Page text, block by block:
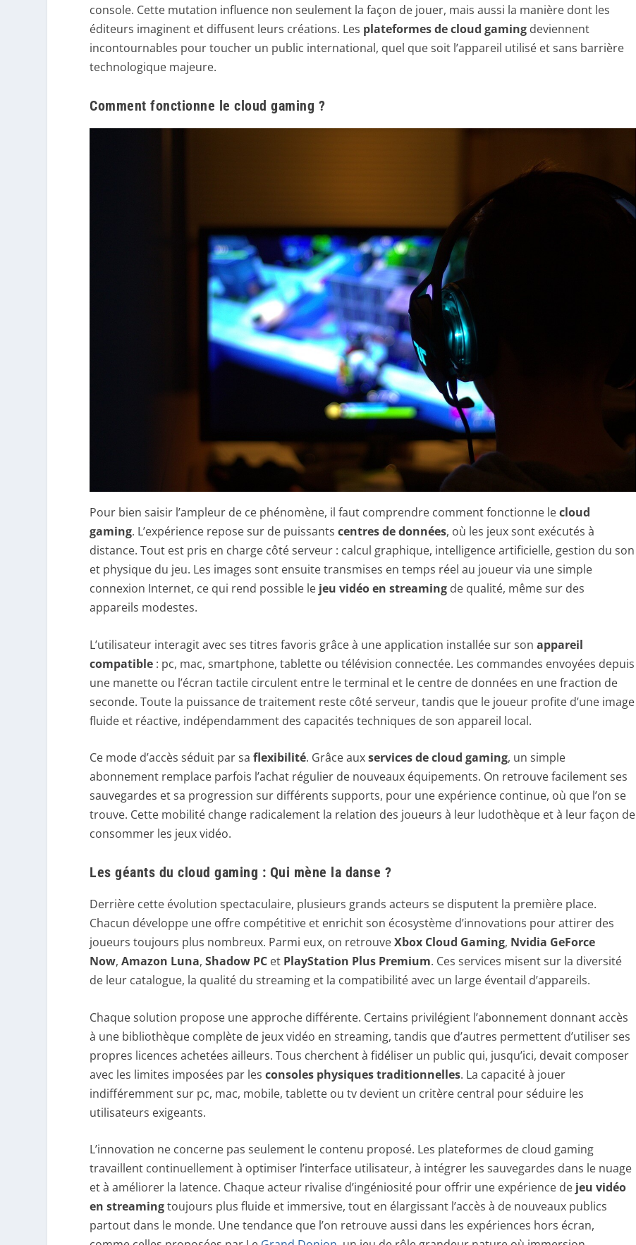
console. Cette mutation influence non seulement la façon de jouer, mais aussi la manière dont les
éditeurs imaginent et diffusent leurs créations. Les plateformes de cloud gaming deviennent
incontournables pour toucher un public international, quel que soit l’appareil utilisé et sans barrière
technologique majeure.
Comment fonctionne le cloud gaming ?
Pour bien saisir l’ampleur de ce phénomène, il faut comprendre comment fonctionne lecloud
gaming. L’expérience repose sur de puissantscentres de données, où les jeux sont exécutés à
distance. Tout est pris en charge côté serveur : calcul graphique, intelligence artificielle, gestion du son
et physique du jeu. Les images sont ensuite transmises en temps réel au joueur via une simple
connexion Internet, ce qui rend possible le jeu vidéo en streaming de qualité, même sur des
appareils modestes.
L’utilisateur interagit avec ses titres favoris grâce à une application installée sur sonappareil
compatible : pc, mac, smartphone, tablette ou télévision connectée. Les commandes envoyées depuis
une manette ou l’écran tactile circulent entre le terminal et le centre de données en une fraction de
seconde. Toute la puissance de traitement reste côté serveur, tandis que le joueur profite d’une image
fluide et réactive, indépendamment des capacités techniques de son appareil local.
Ce mode d’accès séduit par saflexibilité. Grâce auxservices de cloud gaming, un simple
abonnement remplace parfois l’achat régulier de nouveaux équipements. On retrouve facilement ses
sauvegardes et sa progression sur différents supports, pour une expérience continue, où que l’on se
trouve. Cette mobilité change radicalement la relation des joueurs à leur ludothèque et à leur façon de
consommer les jeux vidéo.
Les géants du cloud gaming : Qui mène la danse ?
Derrière cette évolution spectaculaire, plusieurs grands acteurs se disputent la première place.
Chacun développe une offre compétitive et enrichit son écosystème d’innovations pour attirer des
joueurs toujours plus nombreux. Parmi eux, on retrouveXbox Cloud Gaming, Nvidia GeForce
Now,Amazon Luna,Shadow PC et PlayStation Plus Premium. Ces services misent sur la diversité
de leur catalogue, la qualité du streaming et la compatibilité avec un large éventail d’appareils.
Chaque solution propose une approche différente. Certains privilégient l’abonnement donnant accès
à une bibliothèque complète de jeux vidéo en streaming, tandis que d’autres permettent d’utiliser ses
propres licences achetées ailleurs. Tous cherchent à fidéliser un public qui, jusqu’ici, devait composer
avec les limites imposées par lesconsoles physiques traditionnelles. La capacité à jouer
indifféremment sur pc, mac, mobile, tablette ou tv devient un critère central pour séduire les
utilisateurs exigeants.
L’innovation ne concerne pas seulement le contenu proposé. Les plateformes de cloud gaming
travaillent continuellement à optimiser l’interface utilisateur, à intégrer les sauvegardes dans le nuage
et à améliorer la latence. Chaque acteur rivalise d’ingéniosité pour offrir une expérience de jeu vidéo
en streamingtoujours plus fluide et immersive, tout en élargissant l’accès à de nouveaux publics
partout dans le monde. Une tendance que l’on retrouve aussi dans les expériences hors écran,